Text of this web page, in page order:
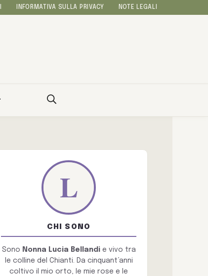
INFORMATIVA SULLA PRIVACY NOTE LEGALI
CHI SONO
Sono Nonna Lucia Bellandie vivo tra
le colline del Chianti. Da cinquant’anni
coltivo il mio orto, le mie rose e le